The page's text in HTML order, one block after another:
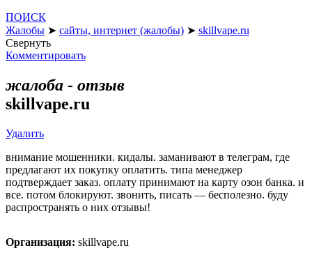
ПОИСК
Жалобы ➤ сайты, интернет (жалобы) ➤ skillvape.ru
Свернуть
Комментировать
жалоба - отзыв
skillvape.ru
Удалить
внимание мошенники. кидалы. заманивают в телеграм, где
предлагают их покупку оплатить. типа менеджер
подтверждает заказ. оплату принимают на карту озон банка. и
все. потом блокируют. звонить, писать — бесполезно. буду
распространять о них отзывы!
Организация: skillvape.ru